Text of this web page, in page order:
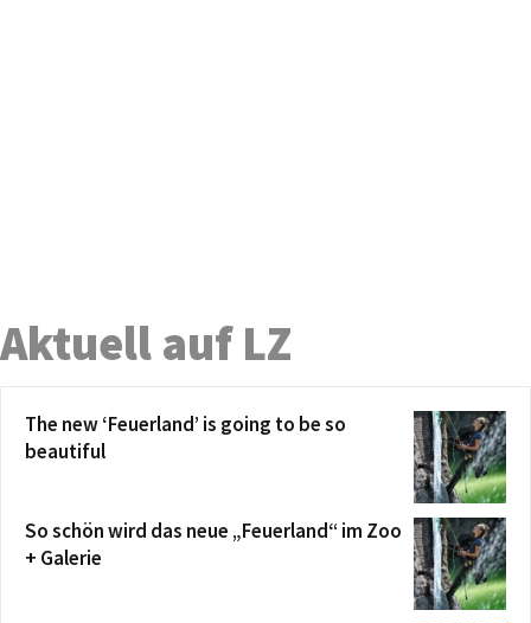
Aktuell auf LZ
The new ‘Feuerland’ is going to be so
beautiful
So schön wird das neue „Feuerland“ im Zoo
+ Galerie